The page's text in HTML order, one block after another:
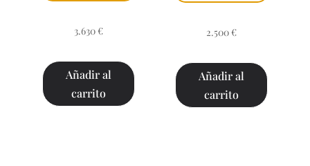
3.630 €
Añadir al
carrito
2.500 €
Añadir al
carrito